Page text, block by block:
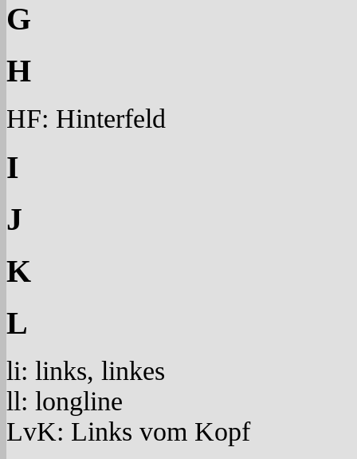
G
H
HF: Hinterfeld
I
J
K
L
li: links, linkes
ll: longline
LvK: Links vom Kopf